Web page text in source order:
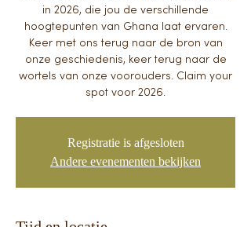
in 2026, die jou de verschillende
hoogtepunten van Ghana laat ervaren.
Keer met ons terug naar de bron van
onze geschiedenis, keer terug naar de
wortels van onze voorouders. Claim your
spot voor 2026.
Registratie is afgesloten
Andere evenementen bekijken